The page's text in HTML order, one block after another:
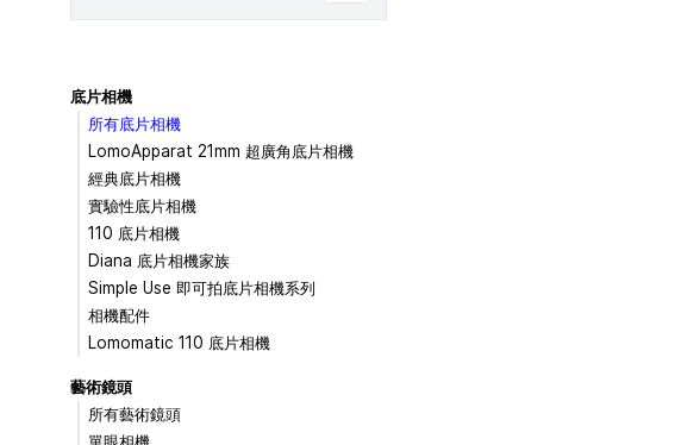
底片相機
所有底片相機
LomoApparat 21mm 超廣角底片相機
經典底片相機
實驗性底片相機
110 底片相機
Diana 底片相機家族
Simple Use 即可拍底片相機系列
相機配件
Lomomatic 110 底片相機
藝術鏡頭
所有藝術鏡頭
單眼相機